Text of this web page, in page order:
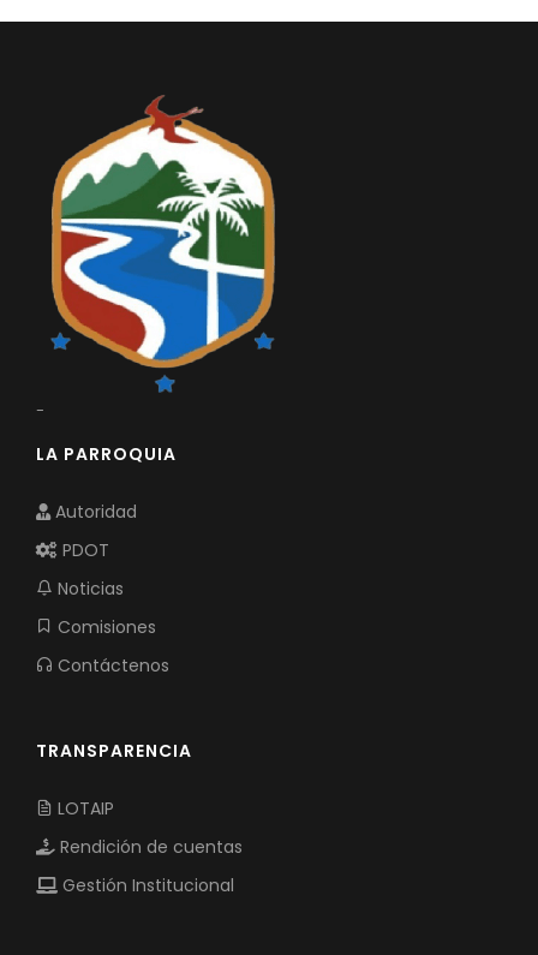
-
LA PARROQUIA
Autoridad
PDOT
Noticias
Comisiones
Contáctenos
TRANSPARENCIA
LOTAIP
Rendición de cuentas
Gestión Institucional